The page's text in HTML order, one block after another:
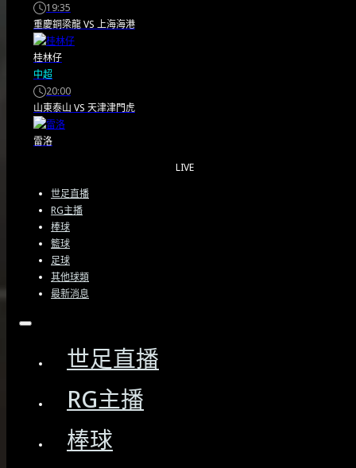
達世界盃後就沒有密切關注
足…
2026/05/30
免責聲明
服務條款
隱私權政策
19:35
重慶銅梁龍VS 上海海港
桂林仔
中超
20:00
山東泰山 VS 天津津門虎
雷洛
LIVE
世足直播
RG主播
棒球
籃球
足球
其他球類
最新消息
世足直播
RG主播
棒球